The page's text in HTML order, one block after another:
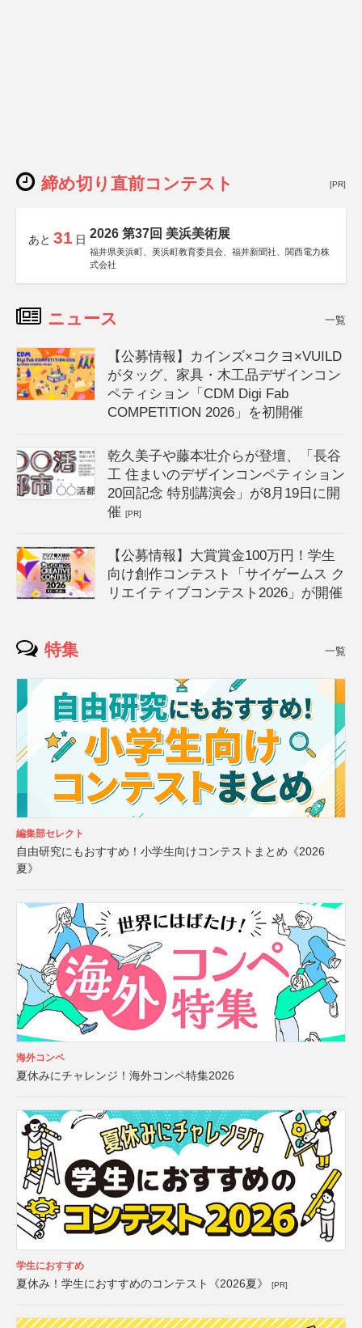
締め切り直前コンテスト [PR]
あと 31 日 2026 第37回 美浜美術展
福井県美浜町、美浜町教育委員会、福井新聞社、関西電力株
式会社
ニュース 一覧
【公募情報】カインズ×コクヨ×VUILD
がタッグ、家具・木工品デザインコン
ペティション「CDM Digi Fab
COMPETITION 2026」を初開催
乾久美子や藤本壮介らが登壇、「長谷
工 住まいのデザインコンペティション
20回記念 特別講演会」が8月19日に開
催[PR]
【公募情報】大賞賞金100万円！学生
向け創作コンテスト「サイゲームス ク
リエイティブコンテスト2026」が開催
特集 一覧
編集部セレクト
自由研究にもおすすめ！小学生向けコンテストまとめ《2026
夏》
海外コンペ
夏休みにチャレンジ！海外コンペ特集2026
学生におすすめ
夏休み！学生におすすめのコンテスト《2026夏》 [PR]